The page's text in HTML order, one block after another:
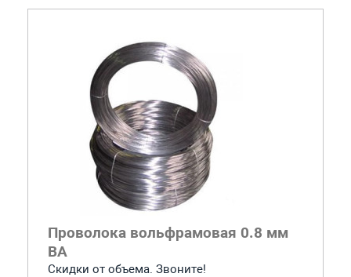
Проволока вольфрамовая 0.8 мм
ВА
Скидки от объема. Звоните!